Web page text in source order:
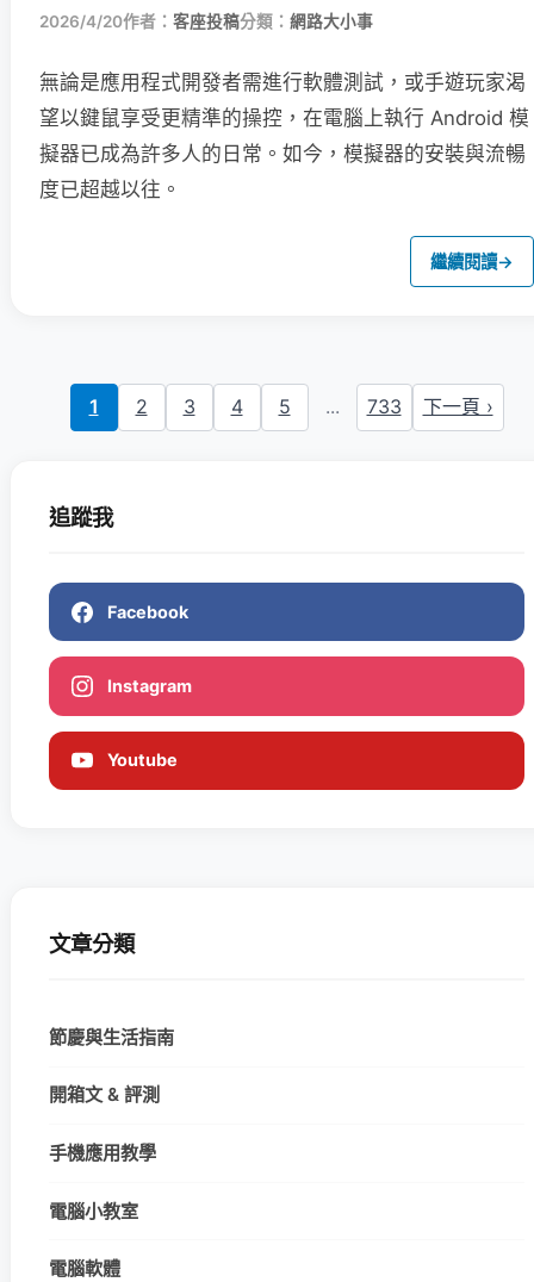
2026/4/20作者： 客座投稿分類： 網路大小事
無論是應用程式開發者需進行軟體測試，或手遊玩家渴
望以鍵鼠享受更精準的操控，在電腦上執行 Android 模
擬器已成為許多人的日常。如今，模擬器的安裝與流暢
度已超越以往。
繼續閱讀→
1 2 3 4 5 ... 733 下一頁 ›
追蹤我
Facebook
Instagram
Youtube
文章分類
節慶與生活指南
開箱文 & 評測
手機應用教學
電腦小教室
電腦軟體